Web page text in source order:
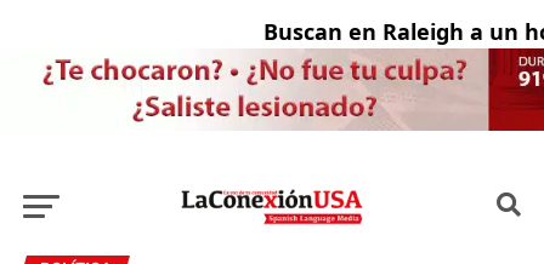
Buscan en Raleigh a un